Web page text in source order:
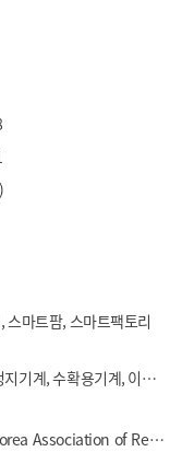
마트팜, 스마트팩토리
기계, 수확용기계, 이양·
부품 및 기타
재, 축산ICT, 사료,
정보분야, 바이오에너지,
대한민국지방신문협의회 Korea Association of Regional Newspapers